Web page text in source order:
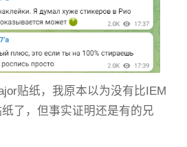
贴纸，我原本以为没有比IEM
了，但事实证明还是有的兄